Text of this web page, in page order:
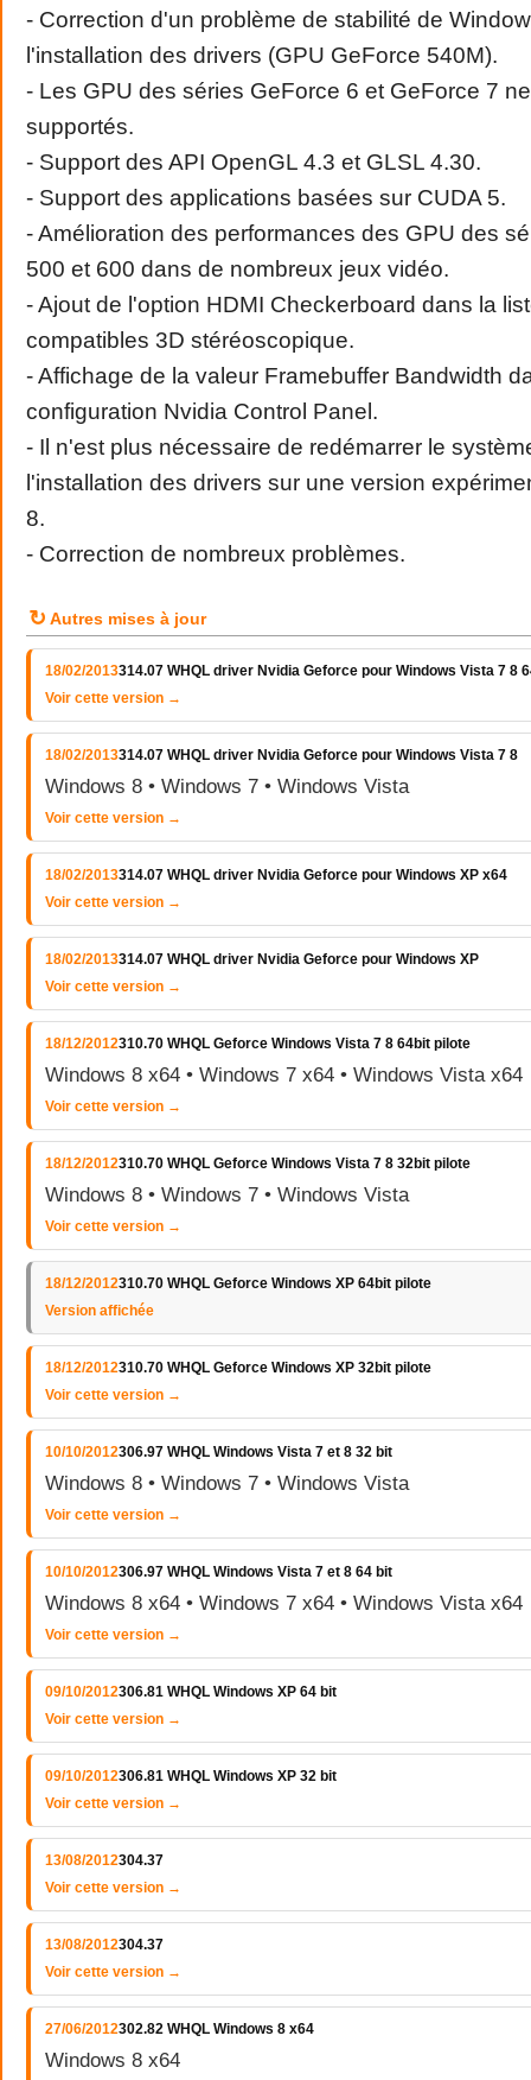
- Correction d'un problème de stabilité de
l'installation des drivers (GPU GeForce 540M).
- Les GPU des séries GeForce 6 et GeForce 7
supportés.
- Support des API OpenGL 4.3 et GLSL 4.30.
- Support des applications basées sur CUDA 5.
- Amélioration des performances des GPU des
500 et 600 dans de nombreux jeux vidéo.
- Ajout de l'option HDMI Checkerboard dans la
compatibles 3D stéréoscopique.
- Affichage de la valeur Framebuffer Bandwidth
configuration Nvidia Control Panel.
- Il n'est plus nécessaire de redémarrer le
l'installation des drivers sur une version
8.
- Correction de nombreux problèmes.
↻ Autres mises à jour
18/02/2013314.07 WHQL driver Nvidia Geforce pour Windows Vista 7 8
Voir cette version →
18/02/2013314.07 WHQL driver Nvidia Geforce pour Windows Vista 7 8
Windows 8 • Windows 7 • Windows Vista
Voir cette version →
18/02/2013314.07 WHQL driver Nvidia Geforce pour Windows XP x64
Voir cette version →
18/02/2013314.07 WHQL driver Nvidia Geforce pour Windows XP
Voir cette version →
18/12/2012310.70 WHQL Geforce Windows Vista 7 8 64bit pilote
Windows 8 x64 • Windows 7 x64 • Windows Vista x64
Voir cette version →
18/12/2012310.70 WHQL Geforce Windows Vista 7 8 32bit pilote
Windows 8 • Windows 7 • Windows Vista
Voir cette version →
18/12/2012310.70 WHQL Geforce Windows XP 64bit pilote
Version affichée
18/12/2012310.70 WHQL Geforce Windows XP 32bit pilote
Voir cette version →
10/10/2012306.97 WHQL Windows Vista 7 et 8 32 bit
Windows 8 • Windows 7 • Windows Vista
Voir cette version →
10/10/2012306.97 WHQL Windows Vista 7 et 8 64 bit
Windows 8 x64 • Windows 7 x64 • Windows Vista x64
Voir cette version →
09/10/2012306.81 WHQL Windows XP 64 bit
Voir cette version →
09/10/2012306.81 WHQL Windows XP 32 bit
Voir cette version →
13/08/2012304.37
Voir cette version →
13/08/2012304.37
Voir cette version →
27/06/2012302.82 WHQL Windows 8 x64
Windows 8 x64